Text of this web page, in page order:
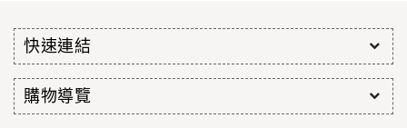
快速連結
購物導覽